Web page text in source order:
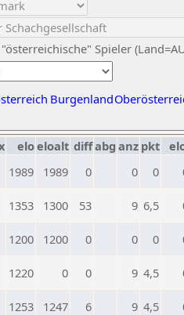
Spieler
Burgenland
eloeloalt diffabg anz pkt
1989 1989 0 0 0
1353 1300 53 9 6,5
1200 1200 0 0 0
1220 0 0 9 4,5
1253 1247 6 9 4,5